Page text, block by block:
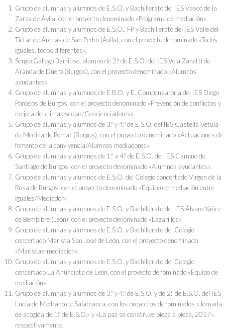
Grupo de alumnas y alumnos de E.S.O. y Bachillerato del IES Vasco de la
Zarza de Ávila, con el proyecto denominado «Programa de mediación».
Grupo de alumnas y alumnos de E.S.O., FP y Bachillerato del IES Valle del
Tiétar de Arenas de San Pedro (Ávila), con el proyecto denominado «Todos
iguales, todos diferentes».
Sergio Gallego Barriuso, alumno de 2.º de E.S.O. del IES Vela Zanetti de
Aranda de Duero (Burgos), con el proyecto denominado «Alumnos
ayudantes».
Grupo de alumnas y alumnos de E.B.O. y E. Compensatoria del IES Diego
Porcelos de Burgos, con el proyecto denominado «Prevención de conflictos y
mejora del clima escolar/Concienciadores».
Grupo de alumnas y alumnos de 3.º y 4.º de E.S.O. del IES Castella Vetula
de Medina de Pomar (Burgos), con el proyecto denominado «Actuaciones de
fomento de la convivencia/Alumnos mediadores».
Grupo de alumnas y alumnos de 1.º a 4.º de E.S.O. del IES Camino de
Santiago de Burgos, con el proyecto denominado «Alumnos ayudantes».
Grupo de alumnas y alumnos de E.S.O. del Colegio concertado Virgen de la
Rosa de Burgos, con el proyecto denominado «Equipo de mediación entre
iguales/Mediador».
Grupo de alumnas y alumnos de E.S.O. y Bachillerato del IES Álvaro Yáñez
de Bembibre (León), con el proyecto denominado «Lazarillos».
Grupo de alumnas y alumnos de E.S.O. y Bachillerato del Colegio
concertado Marista San José de León, con el proyecto denominado
«Maristas-mediación».
Grupo de alumnas y alumnos de E.S.O. y Bachillerato del Colegio
concertado La Anunciata de León, con el proyecto denominado «Equipo de
mediación».
Grupo de alumnas y alumnos de 3.º y 4.º de E.S.O. y de 2.º de E.S.O. del IES
Lucía de Medrano de Salamanca, con los proyectos denominados «Jornada
de acogida de 1.º de E.S.O.» y «La paz se construye pieza a pieza, 2017»,
respectivamente.